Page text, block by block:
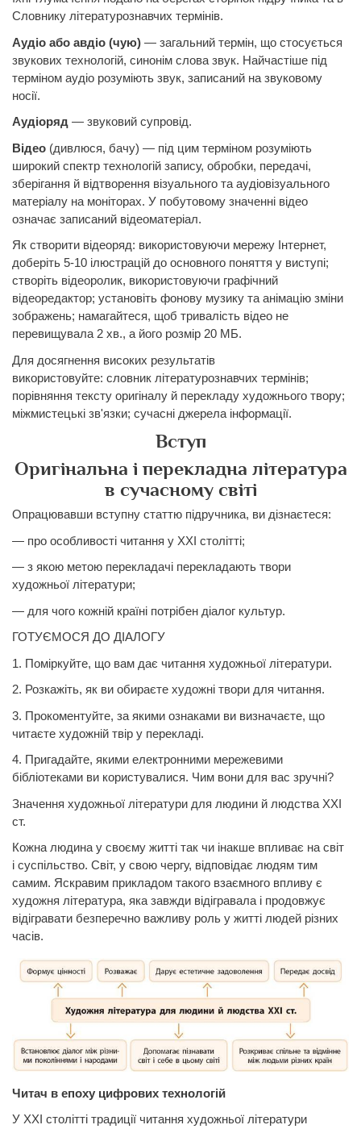
Словнику літературознавчих термінів.
Аудіо або авдіо (чую) — загальний термін, що стосується
звукових технологій, синонім слова звук. Найчастіше під
терміном аудіо розуміють звук, записаний на звуковому
носії.
Аудіоряд — звуковий супровід.
Відео (дивлюся, бачу) — під цим терміном розуміють
широкий спектр технологій запису, обробки, передачі,
зберігання й відтворення візуального та аудіовізуального
матеріалу на моніторах. У побутовому значенні відео
означає записаний відеоматеріал.
Як створити відеоряд: використовуючи мережу Інтернет,
доберіть 5-10 ілюстрацій до основного поняття у виступі;
створіть відеоролик, використовуючи графічний
відеоредактор; установіть фонову музику та анімацію зміни
зображень; намагайтеся, щоб тривалість відео не
перевищувала 2 хв., а його розмір 20 МБ.
Для досягнення високих результатів
використовуйте: словник літературознавчих термінів;
порівняння тексту оригіналу й перекладу художнього твору;
міжмистецькі зв'язки; сучасні джерела інформації.
Вступ
Оригінальна і перекладна література
в сучасному світі
Опрацювавши вступну статтю підручника, ви дізнаєтеся:
— про особливості читання у ХХІ столітті;
— з якою метою перекладачі перекладають твори
художньої літератури;
— для чого кожній країні потрібен діалог культур.
ГОТУЄМОСЯ ДО ДІАЛОГУ
1. Поміркуйте, що вам дає читання художньої літератури.
2. Розкажіть, як ви обираєте художні твори для читання.
3. Прокоментуйте, за якими ознаками ви визначаєте, що
читаєте художній твір у перекладі.
4. Пригадайте, якими електронними мережевими
бібліотеками ви користувалися. Чим вони для вас зручні?
Значення художньої літератури для людини й людства XXI
ст.
Кожна людина у своєму житті так чи інакше впливає на світ
і суспільство. Світ, у свою чергу, відповідає людям тим
самим. Яскравим прикладом такого взаємного впливу є
художня література, яка завжди відігравала і продовжує
відігравати безперечно важливу роль у житті людей різних
часів.
Читач в епоху цифрових технологій
У XXI столітті традиції читання художньої літератури